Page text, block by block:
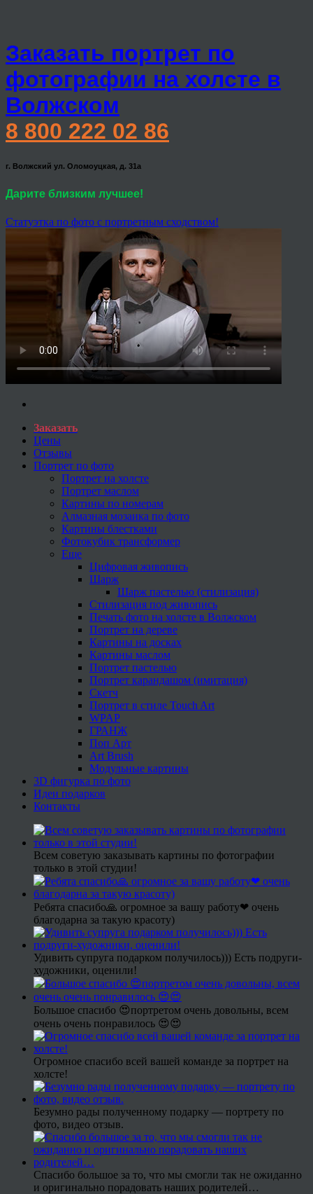
Заказать портрет по
фотографии на холсте в
Волжском
8 800 222 02 86
г. Волжский ул. Оломоуцкая, д. 31а
Дарите близким лучшее!
Статуэтка по фото с портретным сходством!
Заказать
Цены
Отзывы
Портрет по фото
Портрет на холсте
Портрет маслом
Картины по номерам
Алмазная мозаика по фото
Картины блестками
Фотокубик трансформер
Еще
Цифровая живопись
Шарж
Шарж пастелью (стилизация)
Стилизация под живопись
Печать фото на холсте в Волжском
Портрет на дереве
Картины на досках
Картины маслом
Портрет пастелью
Портрет карандашом (имитация)
Скетч
Портрет в стиле Touch Art
WPAP
ГРАНЖ
Поп Арт
Art Brush
Модульные картины
3D фигурка по фото
Идеи подарков
Контакты
Всем советую заказывать картины по фотографии
только в этой студии!
Ребята спасибо🙏 огромное за вашу работу❤ очень
благодарна за такую красоту)
Удивить супруга подарком получилось))) Есть подруги-
художники, оценили!
Большое спасибо 😍портретом очень довольны, всем
очень очень понравилось 😍😍
Огромное спасибо всей вашей команде за портрет на
холсте!
Безумно рады полученному подарку — портрету по
фото, видео отзыв.
Спасибо большое за то, что мы смогли так не ожиданно
и оригинально порадовать наших родителей…